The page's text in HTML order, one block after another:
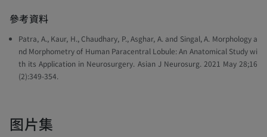
參考資料
Patra, A., Kaur, H., Chaudhary, P., Asghar, A. and Singal, A. Morphology a
nd Morphometry of Human Paracentral Lobule: An Anatomical Study wi
th its Application in Neurosurgery. Asian J Neurosurg. 2021 May 28;16
(2):349-354.
图片集